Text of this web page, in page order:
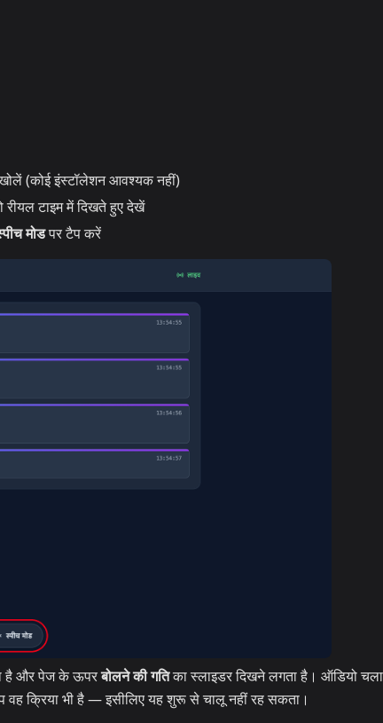
खोलें (कोई इंस्टॉलेशन आवश्यक नहीं)
टाइम में दिखते हुए देखें
मोडपर टैप करें
है और पेज के ऊपरबोलने की गतिका स्लाइडर दिखने लगता है। ऑडियो
वह क्रिया भी है — इसीलिए यह शुरू से चालू नहीं रह सकता।